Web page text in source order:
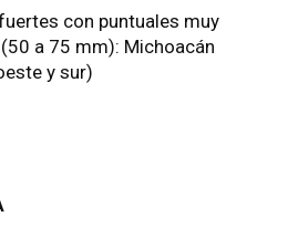
con puntuales muy
a 75 mm): Michoacán
y sur)